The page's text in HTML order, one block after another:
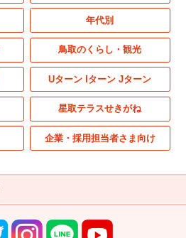
年代別
鳥取のくらし・観光
Uターン Iターン Jターン
星取テラスせきがね
企業・採用担当者さま向け